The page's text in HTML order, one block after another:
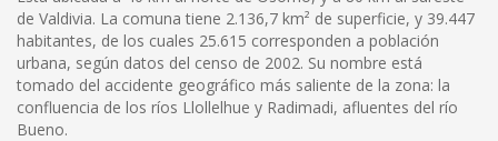
de Valdivia. La comuna tiene 2.136,7 km² de superficie, y 39.447
habitantes, de los cuales 25.615 corresponden a población
urbana, según datos del censo de 2002. Su nombre está
tomado del accidente geográfico más saliente de la zona: la
confluencia de los ríos Llollelhue y Radimadi, afluentes del río
Bueno.